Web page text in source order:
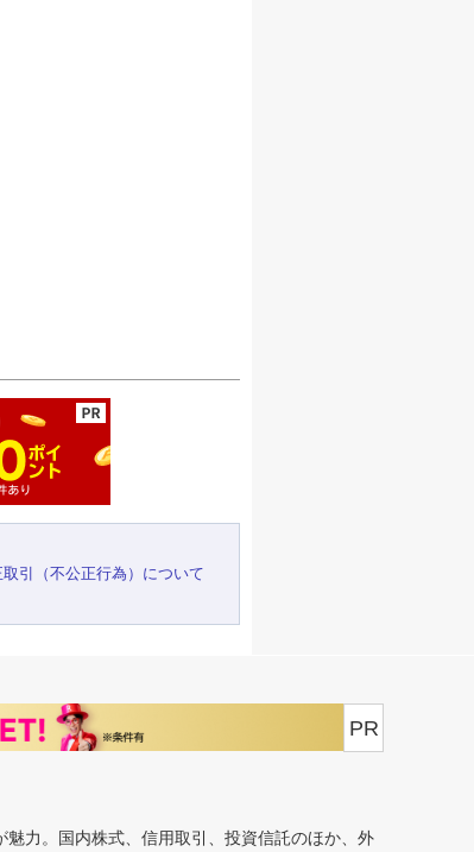
引（不公正行為）について
PR
力。国内株式、信用取引、投資信託のほか、外